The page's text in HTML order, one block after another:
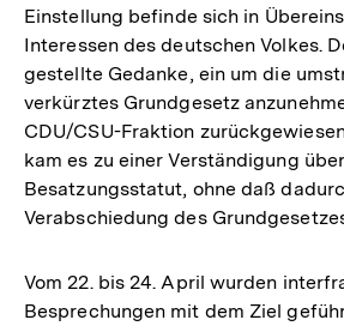
Einstellung befinde sich in
Interessen des deutschen Volkes.
gestellte Gedanke, ein um die
verkürztes Grundgesetz
CDU/CSU-Fraktion
kam es zu einer Verständigung
Besatzungsstatut, ohne daß
Verabschiedung des
Vom 22. bis 24. April wurden
Besprechungen mit dem Ziel